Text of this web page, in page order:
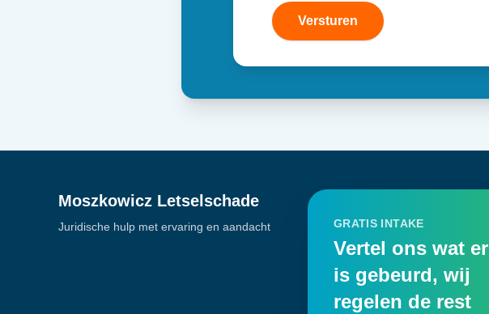
Versturen
Moszkowicz Letselschade
Juridische hulp met ervaring en aandacht GRATIS INTAKE
Vertel ons wat er
is gebeurd, wij
regelen de rest